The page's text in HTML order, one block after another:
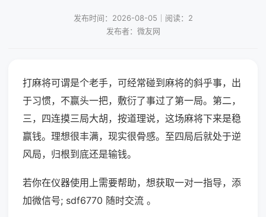
发布时间：2026-08-05｜阅读：2
发布者：微友网
打麻将可谓是个老手，可经常碰到麻将的斜乎事，出
于习惯，不赢头一把，敷衍了事过了第一局。第二，
三，四连摸三局大胡，按道理说，这场麻将下来是稳
赢钱。理想很丰满，现实很骨感。至四局后就处于逆
风局，归根到底还是输钱。
若你在仪器使用上需要帮助，想获取一对一指导，添
加微信号; sdf6770 随时交流 。